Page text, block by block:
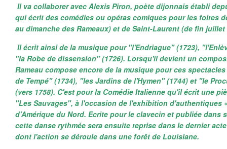
Il va collaborer avec Alexis Piron, poète dijonnais établi
qui écrit des comédies ou opéras comiques pour les foires
au dimanche des Rameaux) et de Saint-Laurent (de fin
Il écrit ainsi de la musique pour "l'Endriague" (1723),
"la Robe de dissension" (1726). Lorsqu'il devient un
Rameau compose encore de la musique pour ces
de Tempé" (1734), "les Jardins de l'Hymen" (1744) et "le
(vers 1758). C'est pour la Comédie Italienne qu'il écrit une
"Les Sauvages", à l'occasion de l'exhibition d'authentiques
d'Amérique du Nord. Ecrite pour le clavecin et publiée dans
cette danse rythmée sera ensuite reprise dans le dernier
dont l'action se déroule dans une forêt de Louisiane.